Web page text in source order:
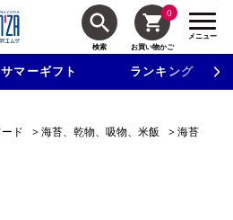
検索
0
お買い物かご
メニュー
マーギフト ランキング
で使える500円クーポンを進呈！
ド >海苔、乾物、吸物、米飯 >海苔